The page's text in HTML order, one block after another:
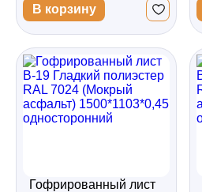
односторонний
В корзину
Гофрированный лист